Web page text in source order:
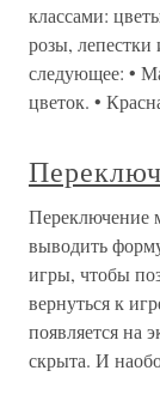
классами:
розы,
следующее: •
цветок. •
Переключение
выводить
игры, чтобы
вернуться к
появляется на
скрыта. И